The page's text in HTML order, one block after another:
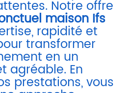
Notre offre
maison Ifs
rapidité et
transformer
en un
agréable. En
prestations, vous